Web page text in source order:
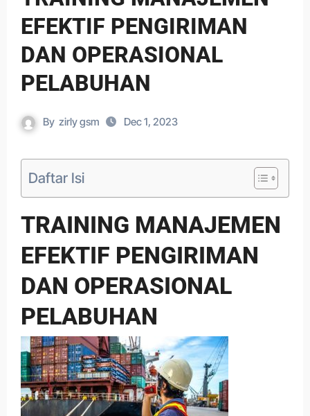
EFEKTIF PENGIRIMAN
DAN OPERASIONAL
PELABUHAN
By zirly gsm Dec 1, 2023
Daftar Isi
TRAINING MANAJEMEN
EFEKTIF PENGIRIMAN
DAN OPERASIONAL
PELABUHAN